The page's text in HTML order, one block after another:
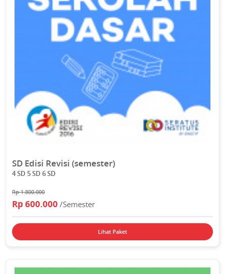
SD Edisi Revisi (semester)
4 SD 5 SD 6 SD
Rp 1.800.000
Rp 600.000/Semester
Lihat Paket